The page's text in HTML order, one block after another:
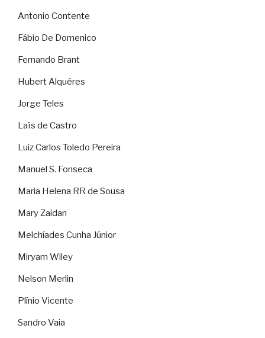
Antonio Contente
Fábio De Domenico
Fernando Brant
Hubert Alquéres
Jorge Teles
Laïs de Castro
Luiz Carlos Toledo Pereira
Manuel S. Fonseca
Maria Helena RR de Sousa
Mary Zaidan
Melchíades Cunha Júnior
Miryam Wiley
Nelson Merlin
Plínio Vicente
Sandro Vaia